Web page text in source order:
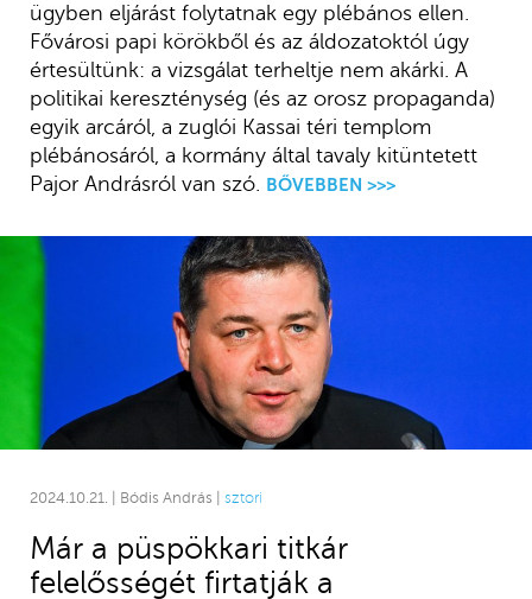
ügyben eljárást folytatnak egy plébános ellen.
Fővárosi papi körökből és az áldozatoktól úgy
értesültünk: a vizsgálat terheltje nem akárki. A
politikai kereszténység (és az orosz propaganda)
egyik arcáról, a zuglói Kassai téri templom
plébánosáról, a kormány által tavaly kitüntetett
Pajor Andrásról van szó. BŐVEBBEN >>>
2024.10.21. | Bódis András | sztori
Már a püspökkari titkár
felelősségét firtatják a